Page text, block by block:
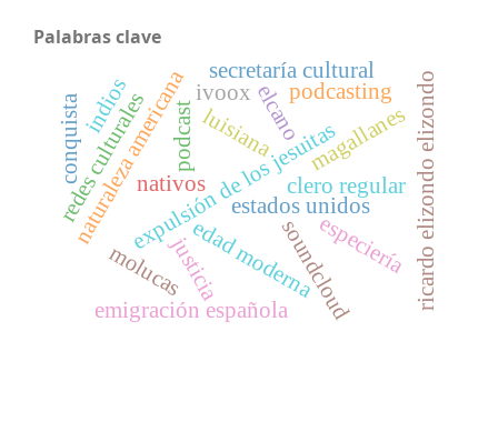
Palabras clave
expulsión de los jesuitas
molucas
podcast
estados unidos
nativos
luisiana
edad moderna
clero regular
naturaleza americana especiería
elcano
ivoox
magallanes
secretaría cultural
redes culturales podcasting
soundcloud
justicia
conquista
emigración española ricardo elizondo elizondo
indios